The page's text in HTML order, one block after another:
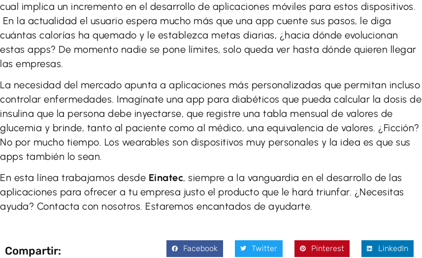
cual implica un incremento en el desarrollo de aplicaciones móviles para estos dispositivos.
En la actualidad el usuario espera mucho más que una app cuente sus pasos, le diga
cuántas calorías ha quemado y le establezca metas diarias, ¿hacia dónde evolucionan
estas apps? De momento nadie se pone límites, solo queda ver hasta dónde quieren llegar
las empresas.
La necesidad del mercado apunta a aplicaciones más personalizadas que permitan incluso
controlar enfermedades. Imagínate una app para diabéticos que pueda calcular la dosis de
insulina que la persona debe inyectarse, que registre una tabla mensual de valores de
glucemia y brinde, tanto al paciente como al médico, una equivalencia de valores. ¿Ficción?
No por mucho tiempo. Los wearables son dispositivos muy personales y la idea es que sus
apps también lo sean.
En esta línea trabajamos desde Einatec, siempre a la vanguardia en el desarrollo de las
aplicaciones para ofrecer a tu empresa justo el producto que le hará triunfar. ¿Necesitas
ayuda? Contacta con nosotros. Estaremos encantados de ayudarte.
Compartir: Facebook Twitter Pinterest LinkedIn